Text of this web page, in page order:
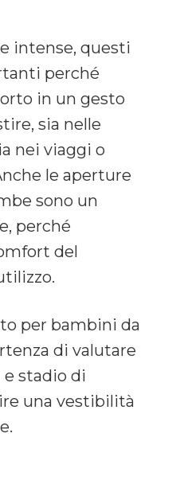
intense, questi
perché
in un gesto
sia nelle
nei viaggi o
le aperture
sono un
perché
del
per bambini da
di valutare
stadio di
una vestibilità